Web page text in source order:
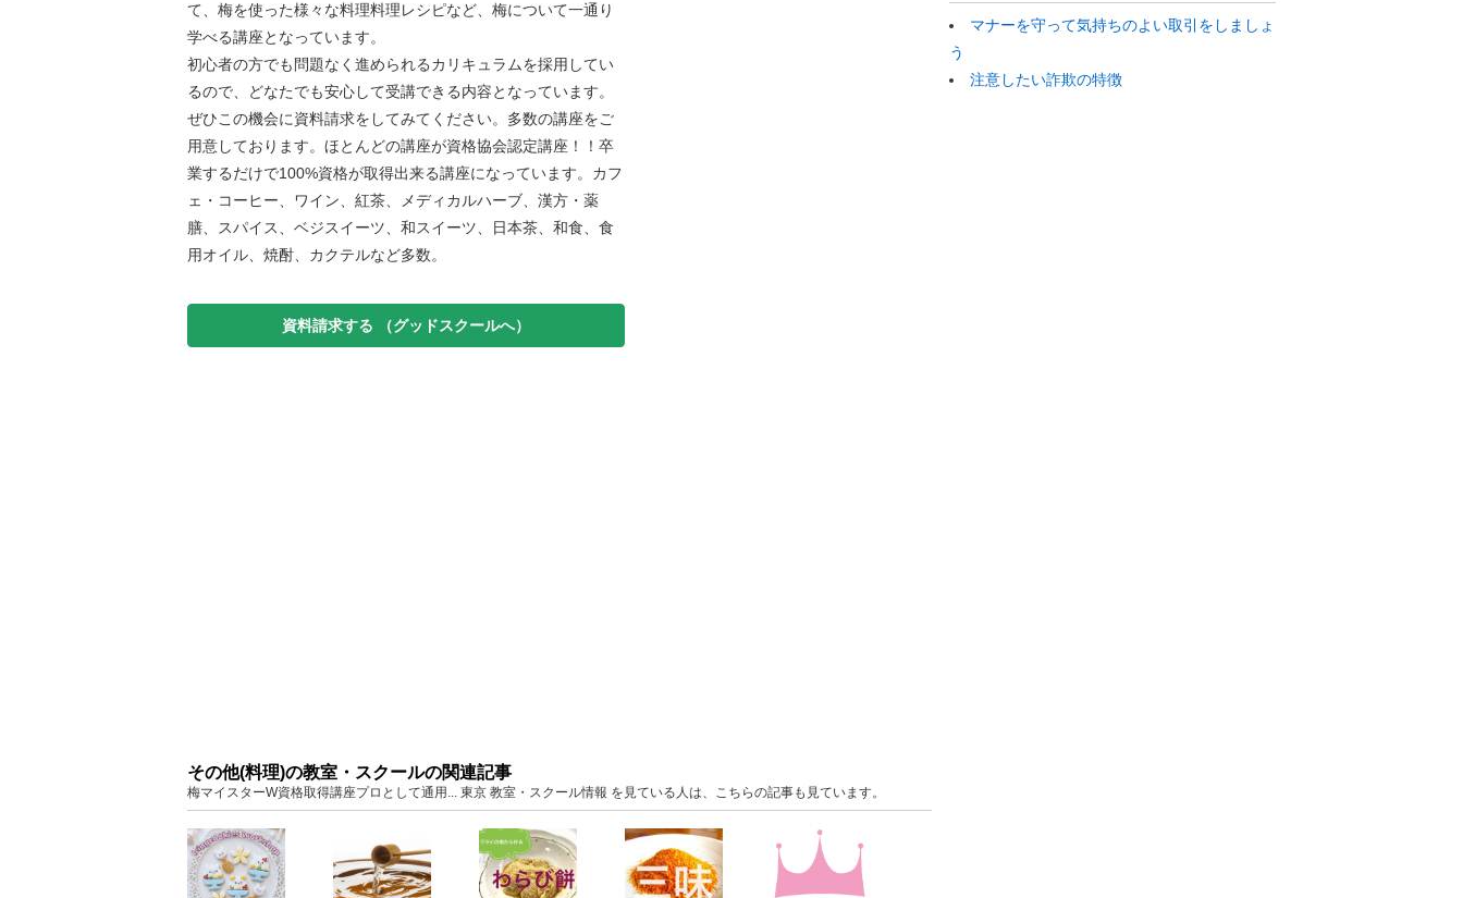
て、梅を使った様々な料理料理レシピなど、梅について一通り
学べる講座となっています。
初心者の方でも問題なく進められるカリキュラムを採用してい
るので、どなたでも安心して受講できる内容となっています。
ぜひこの機会に資料請求をしてみてください。多数の講座をご
用意しております。ほとんどの講座が資格協会認定講座！！卒
業するだけで100%資格が取得出来る講座になっています。カフ
ェ・コーヒー、ワイン、紅茶、メディカルハーブ、漢方・薬
膳、スパイス、ベジスイーツ、和スイーツ、日本茶、和食、食
用オイル、焼酎、カクテルなど多数。
資料請求する （グッドスクールへ）
その他(料理)の教室・スクールの関連記事
梅マイスターW資格取得講座プロとして通用... 東京 教室・スクール情報 を見ている人は、こちらの記事も見ています。
マナーを守って気持ちのよい取引をしましょ
う
注意したい詐欺の特徴